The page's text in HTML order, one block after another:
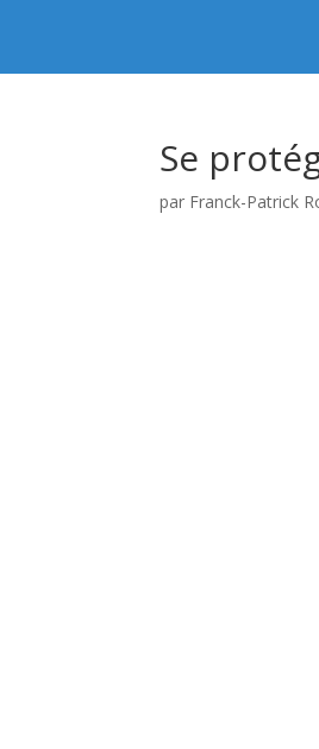
Se
par Franck-Patrick